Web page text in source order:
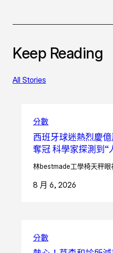
Keep Reading
All Stories
分數
西班牙球迷熱烈慶
奪冠 科學家探測到“
林bestmade工學椅天秤
8 月 6, 2026
分數